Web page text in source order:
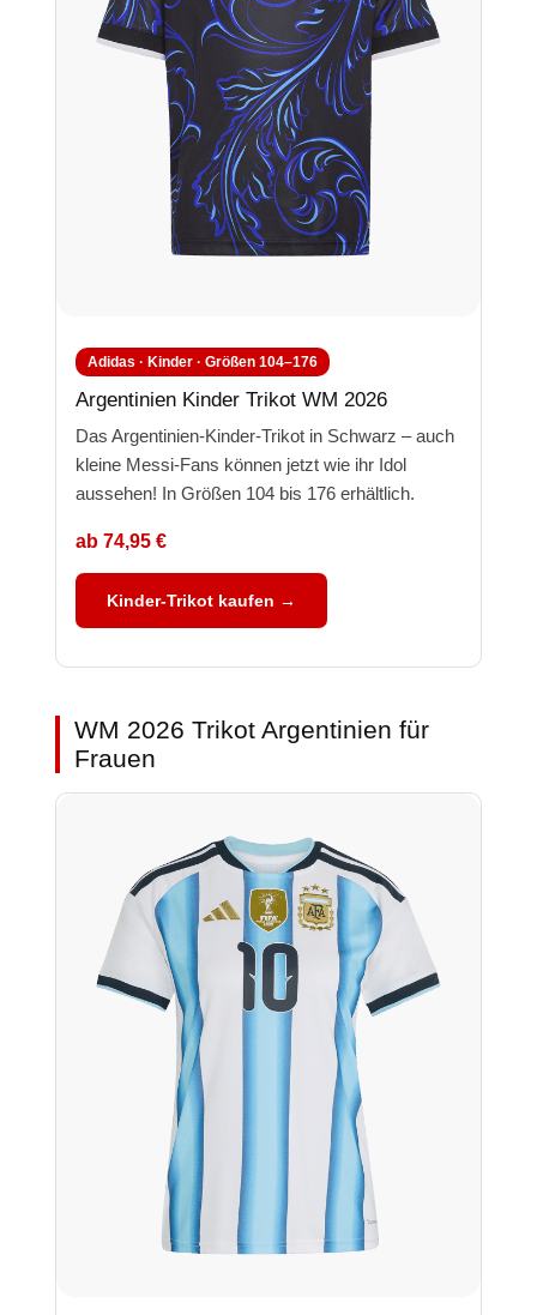
Adidas · Kinder · Größen 104–176
Argentinien Kinder Trikot WM 2026
Das Argentinien-Kinder-Trikot in Schwarz – auch
kleine Messi-Fans können jetzt wie ihr Idol
aussehen! In Größen 104 bis 176 erhältlich.
ab 74,95 €
Kinder-Trikot kaufen →
WM 2026 Trikot Argentinien für
Frauen